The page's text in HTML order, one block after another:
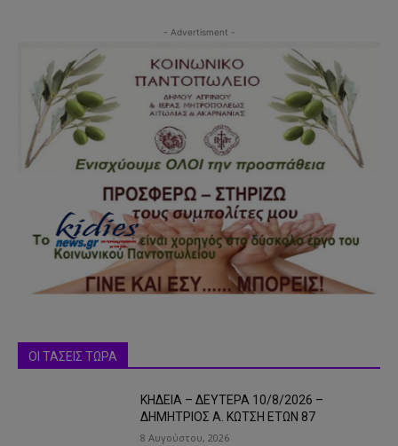
- Advertisment -
ΟΙ ΤΑΣΕΙΣ ΤΩΡΑ
ΚΗΔΕΙΑ – ΔΕΥΤΕΡΑ 10/8/2026 –
ΔΗΜΗΤΡΙΟΣ Α. ΚΩΤΣΗ ΕΤΩΝ 87
8 Αυγούστου, 2026